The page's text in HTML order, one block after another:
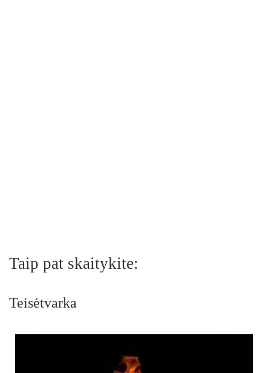
Taip pat skaitykite:
Teisėtvarka